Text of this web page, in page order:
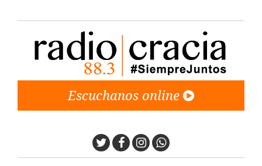
Escuchanos online
TwitterFacebook
Instagram
Whatsapp